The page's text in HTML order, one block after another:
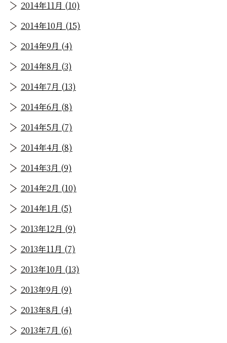
2014年11月 (10)
2014年10月 (15)
2014年9月 (4)
2014年8月 (3)
2014年7月 (13)
2014年6月 (8)
2014年5月 (7)
2014年4月 (8)
2014年3月 (9)
2014年2月 (10)
2014年1月 (5)
2013年12月 (9)
2013年11月 (7)
2013年10月 (13)
2013年9月 (9)
2013年8月 (4)
2013年7月 (6)